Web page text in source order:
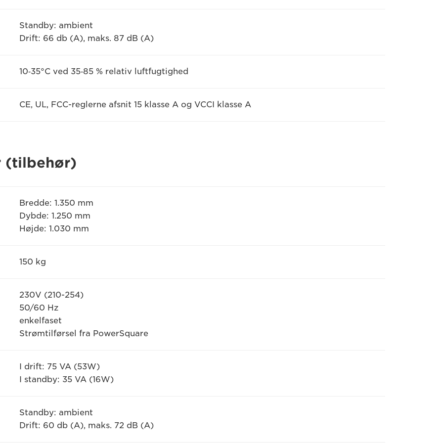
Standby: ambient
Drift: 66 db (A), maks. 87 dB (A)
10‐35°C ved 35‐85 % relativ luftfugtighed
CE, UL, FCC-reglerne afsnit 15 klasse A og VCCI klasse A
(tilbehør)
Bredde: 1.350 mm
Dybde: 1.250 mm
Højde: 1.030 mm
150 kg
230V (210-254)
50/60 Hz
enkelfaset
Strømtilførsel fra PowerSquare
I drift: 75 VA (53W)
I standby: 35 VA (16W)
Standby: ambient
Drift: 60 db (A), maks. 72 dB (A)